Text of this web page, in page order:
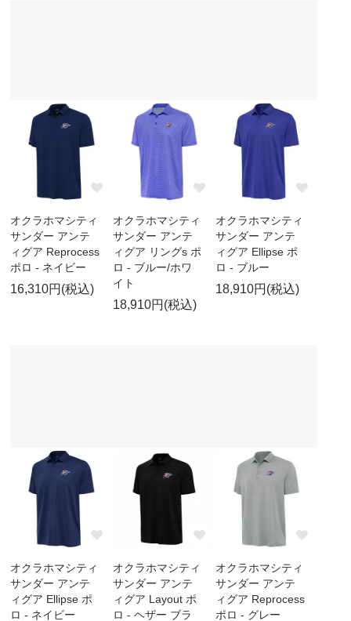
オクラホマシティ
サンダー アンテ
ィグア Reprocess
ポロ - ネイビー
16,310円(税込)
オクラホマシティ
サンダー アンテ
ィグア リングs ポ
ロ - ブルー/ホワ
イト
18,910円(税込)
オクラホマシティ
サンダー アンテ
ィグア Ellipse ポ
ロ - ブルー
18,910円(税込)
オクラホマシティ
サンダー アンテ
ィグア Ellipse ポ
ロ - ネイビー
オクラホマシティ
サンダー アンテ
ィグア Layout ポ
ロ - ヘザー ブラ
オクラホマシティ
サンダー アンテ
ィグア Reprocess
ポロ - グレー